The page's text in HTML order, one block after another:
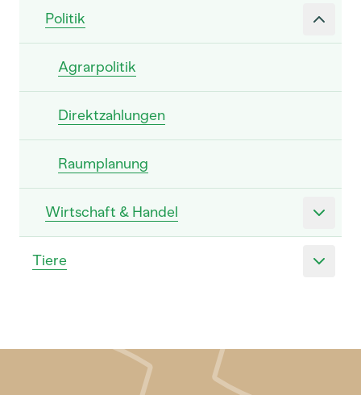
Politik
Agrarpolitik
Direktzahlungen
Raumplanung
Wirtschaft & Handel
Tiere